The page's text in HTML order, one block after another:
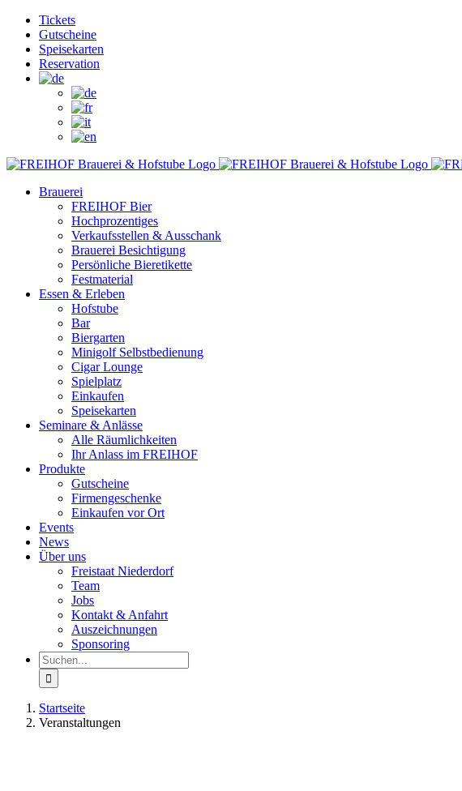
Zum
Inhalt
springen
Facebook
Instagram
YouTubeTickets
Gutscheine
Speisekarten
Reservation
Brauerei
FREIHOF Bier
Hochprozentiges
Verkaufsstellen & Ausschank
Brauerei Besichtigung
Persönliche Bieretikette
Festmaterial
Essen & Erleben
Hofstube
Bar
Biergarten
Minigolf Selbstbedienung
Cigar Lounge
Spielplatz
Einkaufen
Speisekarten
Seminare & Anlässe
Alle Räumlichkeiten
Ihr Anlass im FREIHOF
Produkte
Gutscheine
Firmengeschenke
Einkaufen vor Ort
Events
News
Über uns
Freistaat Niederdorf
Team
Jobs
Kontakt & Anfahrt
Auszeichnungen
Sponsoring
Suche
nach:
Startseite
Veranstaltungen